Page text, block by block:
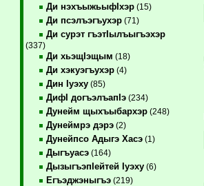
Ди нэхъыжьыфIхэр(15)
Ди псэлъэгъухэр(71)
Ди сурэт гъэтIылъыгъэхэр
(337)
Ди хьэщIэщым (18)
Ди хэкуэгъухэр(4)
Дин Iуэху(85)
ДифI догъэлъапIэ(234)
Дунейм щыхъыбархэр(248)
Дунеймрэ дэрэ(2)
Дунейпсо Адыгэ Хасэ(1)
Дыгъуасэ(164)
ДызыгъэпIейтей Iуэху(6)
Егъэджэныгъэ(219)